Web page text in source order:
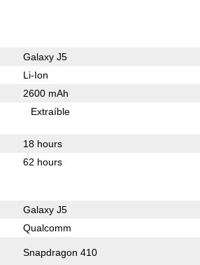
Galaxy J5
Li-Ion
2600 mAh
Extraíble
18 hours
62 hours
Galaxy J5
Qualcomm
Snapdragon 410